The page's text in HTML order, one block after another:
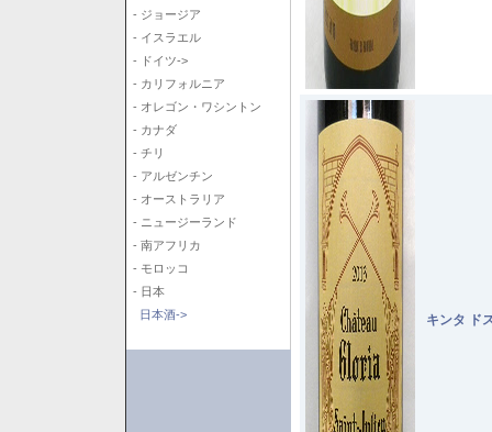
- ジョージア
- イスラエル
- ドイツ->
- カリフォルニア
- オレゴン・ワシントン
- カナダ
- チリ
- アルゼンチン
- オーストラリア
- ニュージーランド
- 南アフリカ
- モロッコ
- 日本
日本酒->
キンタ ド